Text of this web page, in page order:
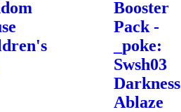
Booster
Pack -
_poke:
Swsh03
Darkness
Ablaze